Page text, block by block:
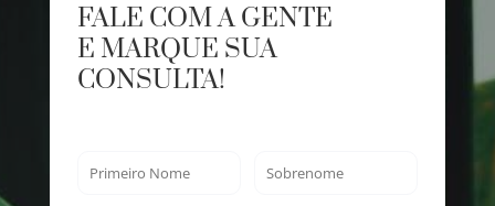
FALE COM A GENTE
E MARQUE SUA
CONSULTA!